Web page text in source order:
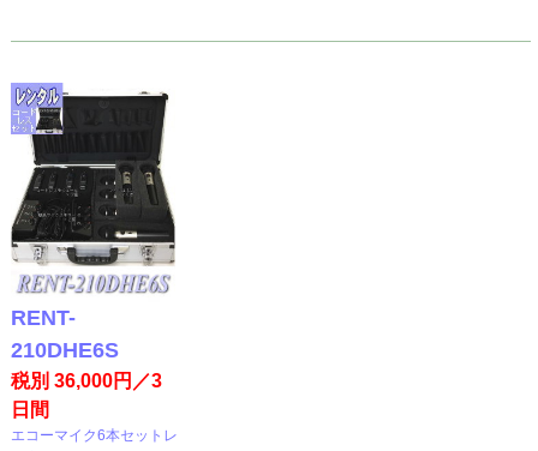
RENT-
210DHE6S
税別 36,000円／3
日間
エコーマイク6本セットレ